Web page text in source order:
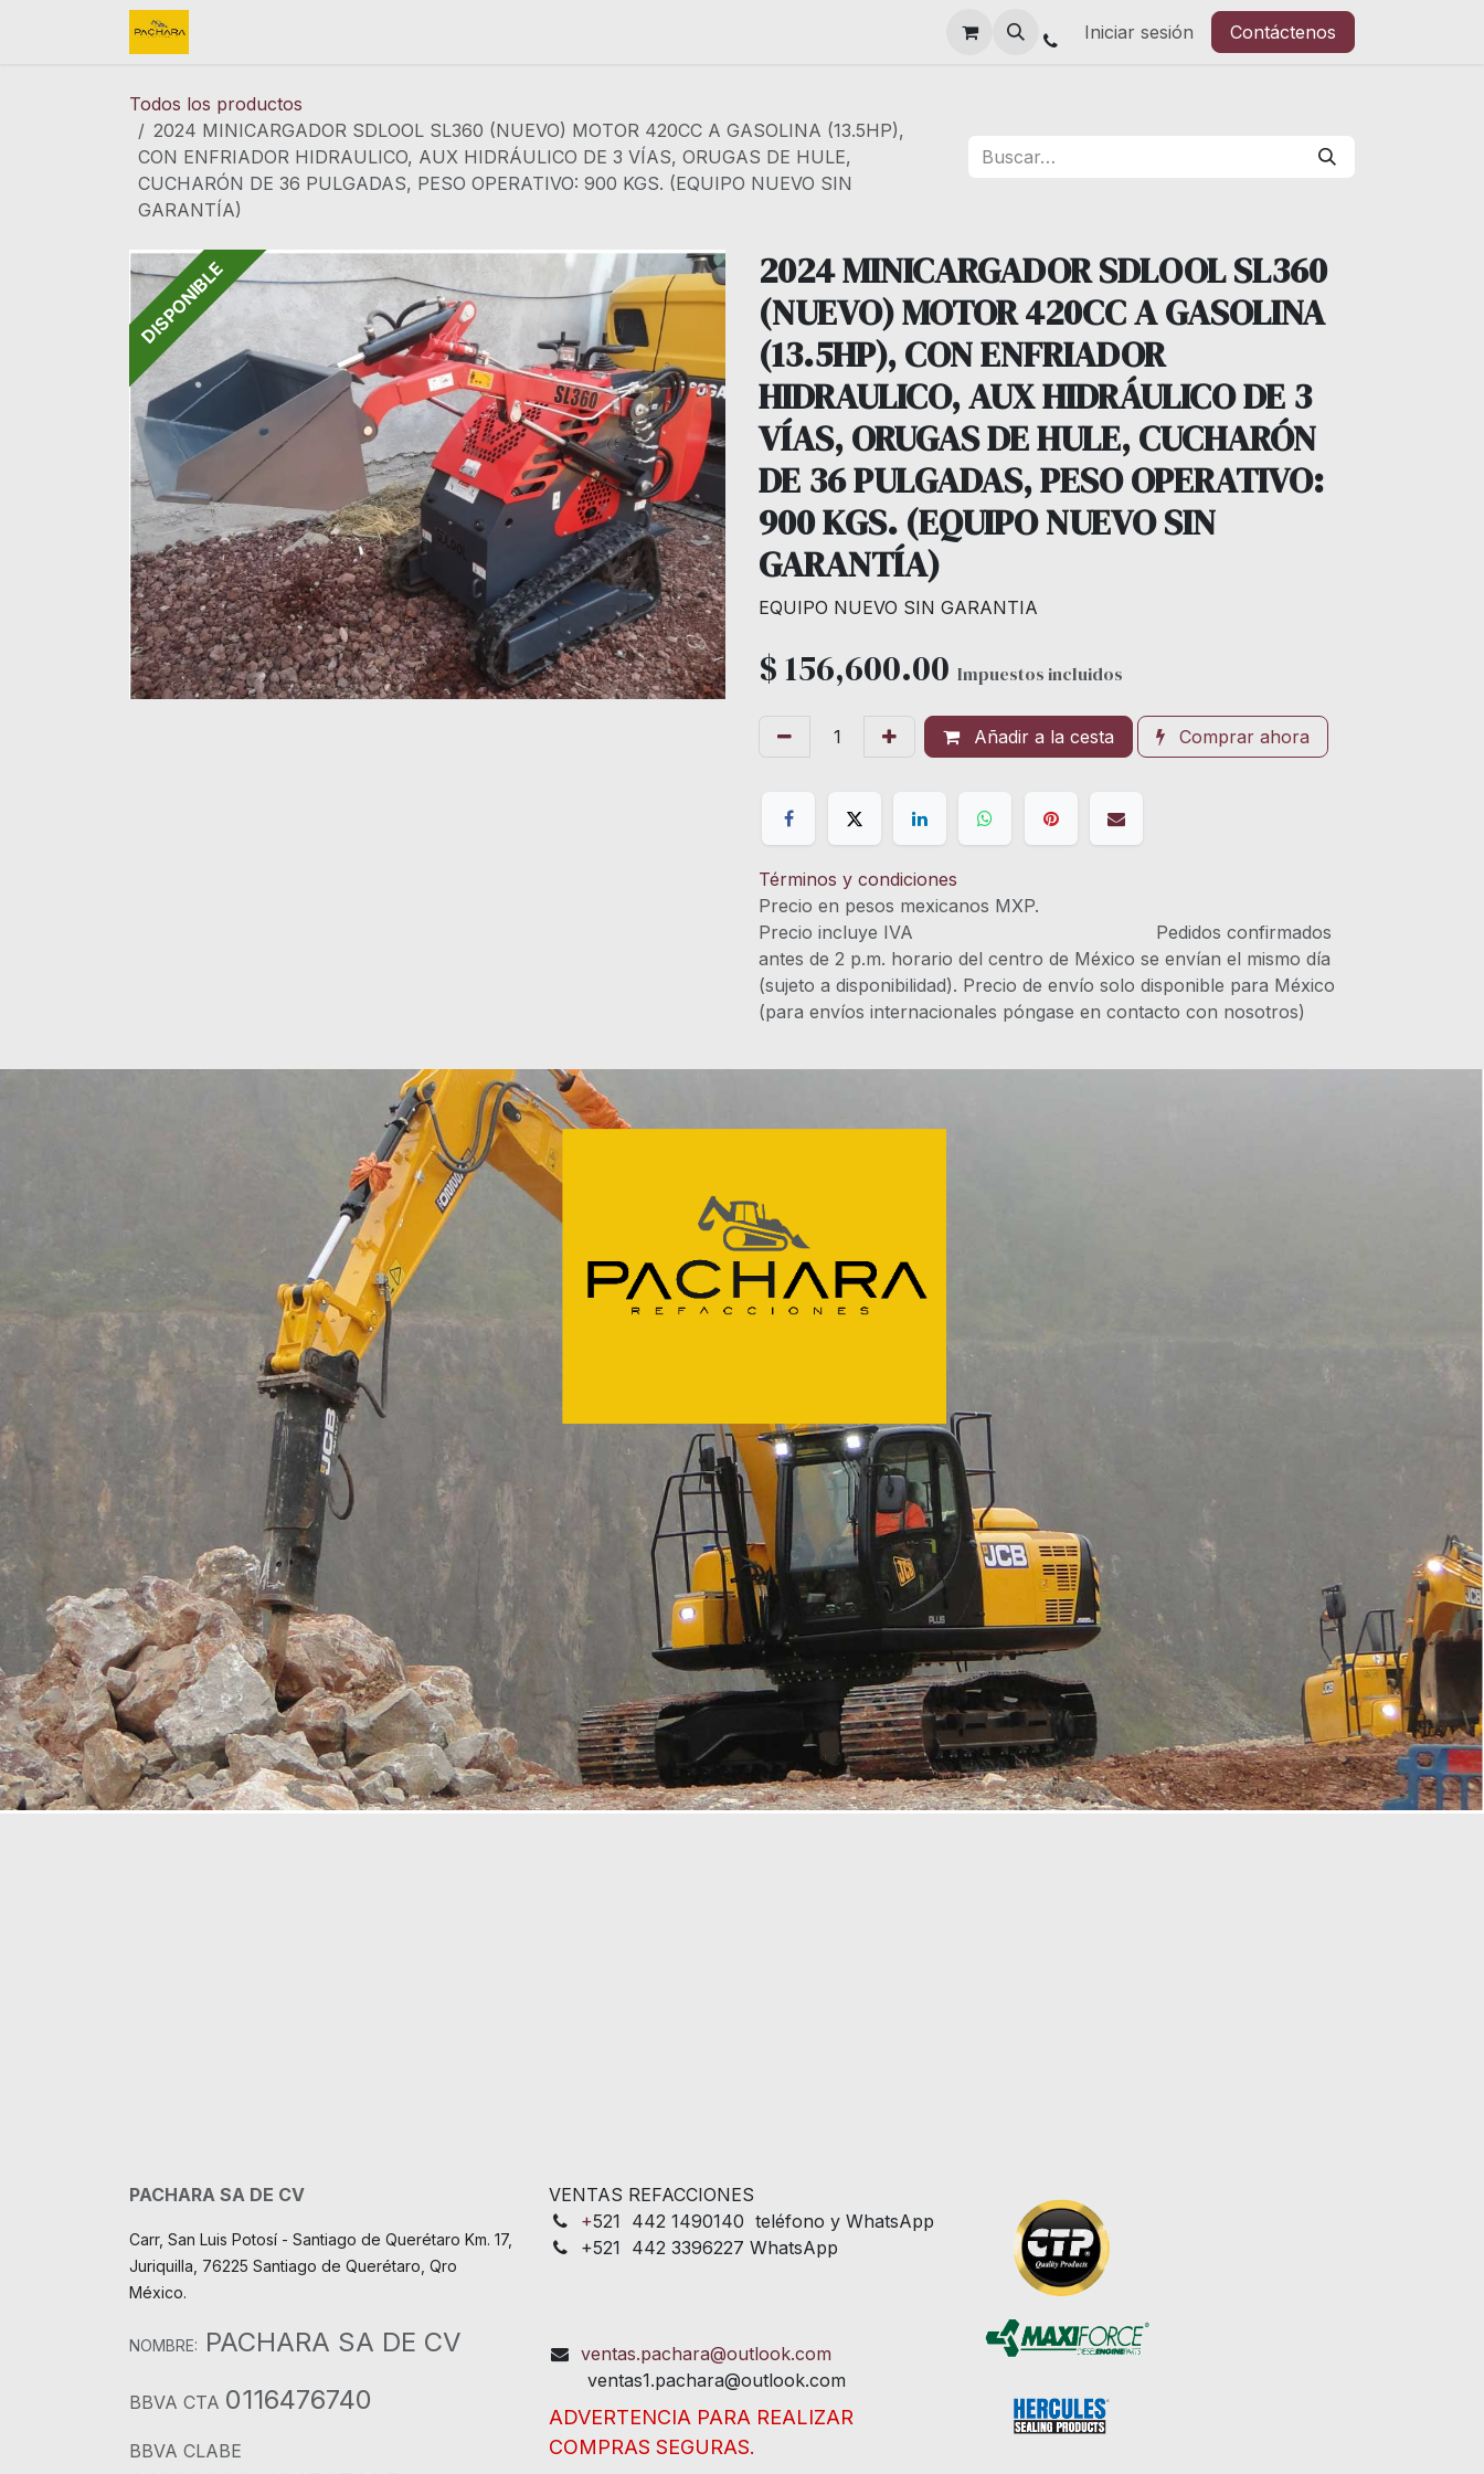
Iniciar sesión Contáctenos
Todos los productos
2024 MINICARGADOR SDLOOL SL360 (NUEVO) MOTOR 420CC A GASOLINA (13.5HP),
CON ENFRIADOR HIDRAULICO, AUX HIDRÁULICO DE 3 VÍAS, ORUGAS DE HULE,
CUCHARÓN DE 36 PULGADAS, PESO OPERATIVO: 900 KGS. (EQUIPO NUEVO SIN
GARANTÍA)
DISPONIBLE
2024 MINICARGADOR SDLOOL SL360
(NUEVO) MOTOR 420CC A GASOLINA
(13.5HP), CON ENFRIADOR
HIDRAULICO, AUX HIDRÁULICO DE 3
VÍAS, ORUGAS DE HULE, CUCHARÓN
DE 36 PULGADAS, PESO OPERATIVO:
900 KGS. (EQUIPO NUEVO SIN
GARANTÍA)
EQUIPO NUEVO SIN GARANTIA
$156,600.00 Impuestos incluidos
Añadir a la cesta Comprar ahora
Términos y condiciones
Precio en pesos mexicanos MXP.
Precio incluye IVA Pedidos confirmados
antes de 2 p.m. horario del centro de México se envían el mismo día
(sujeto a disponibilidad). Precio de envío solo disponible para México
(para envíos internacionales póngase en contacto con nosotros)
PACHARA SA DE CV
Carr, San Luis Potosí - Santiago de Querétaro Km. 17,
Juriquilla, 76225 Santiago de Querétaro, Qro
México.
NOMBRE: PACHARA SA DE CV
BBVA CTA 0116476740
BBVA CLABE
VENTAS REFACCIONES
+521 442 1490140 teléfono y WhatsApp
+521 442 3396227 WhatsApp
ventas.pachara@outlook.com
ventas1.pachara@outlook.com
ADVERTENCIA PARA REALIZAR
COMPRAS SEGURAS.